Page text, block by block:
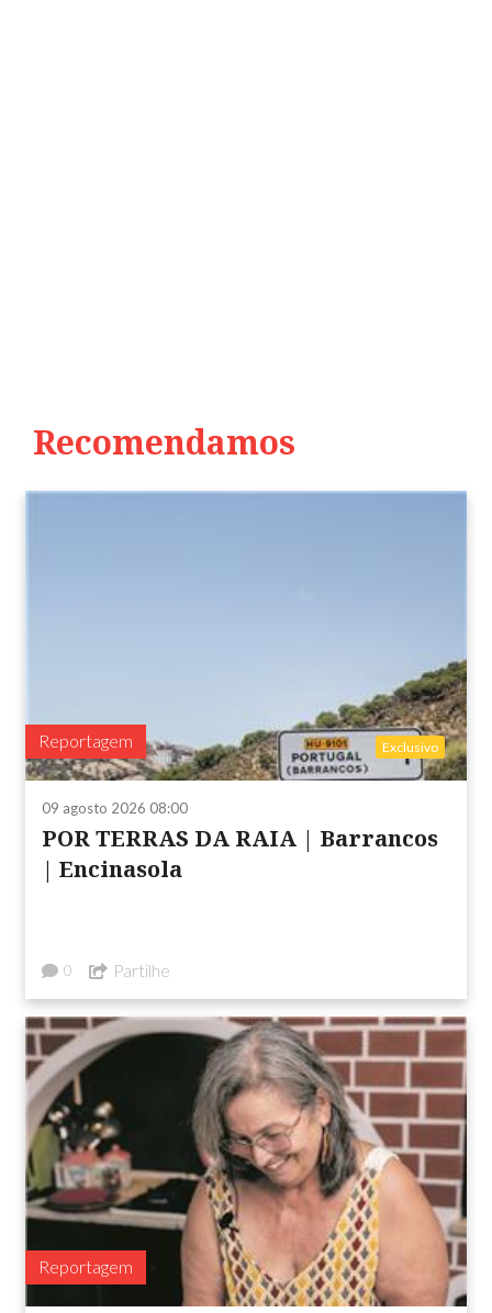
Recomendamos
Reportagem Exclusivo
09 agosto 2026 08:00
POR TERRAS DA RAIA | Barrancos
| Encinasola
0 Partilhe
Reportagem